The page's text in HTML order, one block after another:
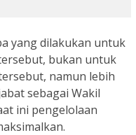
yang dilakukan untuk
bukan untuk
namun lebih
sebagai Wakil
ini pengelolaan